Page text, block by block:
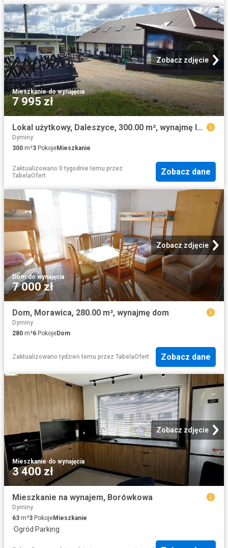
Zobacz zdjęcie
Mieszkanie·do wynajęcia
7 995 zł
Lokal użytkowy, Daleszyce, 300.00 m², wynajmę lokal użytkowy
Dyminy
300 m²3 PokojeMieszkanie
Zaktualizowano 0 tygodnie temu przez
TabelaOfert
Zobacz dane
Zobacz zdjęcie
Dom·do wynajęcia
7 000 zł
Dom, Morawica, 280.00 m², wynajmę dom
Dyminy
280 m²6 PokojeDom
Zaktualizowano tydzień temu przez TabelaOfert Zobacz dane
Zobacz zdjęcie
Mieszkanie·do wynajęcia
3 400 zł
Mieszkanie na wynajem, Borówkowa
Dyminy
63 m²3 PokojeMieszkanie
·Ogród·Parking